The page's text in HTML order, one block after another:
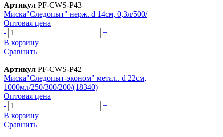
Артикул PF-CWS-P43
Миска"Следопыт" нерж. d 14см, 0,3л/500/
Оптовая цена
-
+
В корзину
Сравнить
Артикул PF-CWS-P42
Миска"Следопыт-эконом" метал.. d 22см,
1000мл/250/300/200/(18340)
Оптовая цена
-
+
В корзину
Сравнить